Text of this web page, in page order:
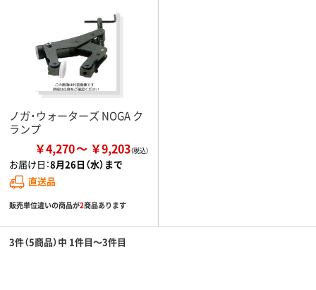
ノガ・ウォーターズ NOGA ク
ランプ
￥4,270 ￥9,203
お届け日：8月26日（水）まで
直送品
販売単位違いの商品が2商品あります
3件（5商品）中 1件目～3件目